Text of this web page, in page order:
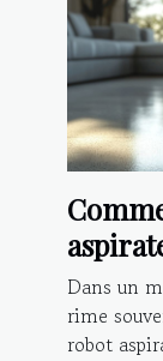
Dans un
rime
robot